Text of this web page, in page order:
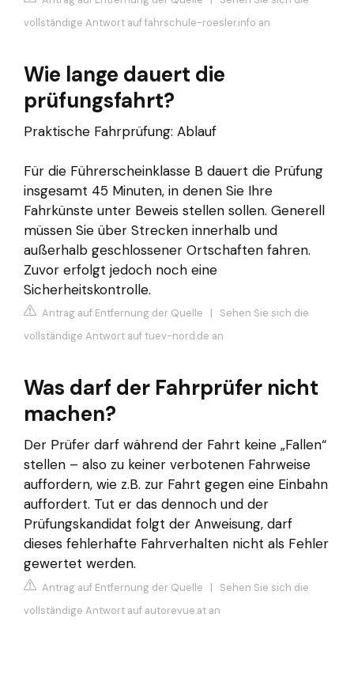
vollständige Antwort auf fahrschule-roesler.info an
Wie lange dauert die
prüfungsfahrt?
Praktische Fahrprüfung: Ablauf
Für die Führerscheinklasse B dauert die Prüfung
insgesamt 45 Minuten, in denen Sie Ihre
Fahrkünste unter Beweis stellen sollen. Generell
müssen Sie über Strecken innerhalb und
außerhalb geschlossener Ortschaften fahren.
Zuvor erfolgt jedoch noch eine
Sicherheitskontrolle.
Antrag auf Entfernung der Quelle | Sehen Sie sich die
vollständige Antwort auf tuev-nord.de an
Was darf der Fahrprüfer nicht
machen?
Der Prüfer darf während der Fahrt keine „Fallen“
stellen – also zu keiner verbotenen Fahrweise
auffordern, wie z.B. zur Fahrt gegen eine Einbahn
auffordert. Tut er das dennoch und der
Prüfungskandidat folgt der Anweisung, darf
dieses fehlerhafte Fahrverhalten nicht als Fehler
gewertet werden.
Antrag auf Entfernung der Quelle | Sehen Sie sich die
vollständige Antwort auf autorevue.at an